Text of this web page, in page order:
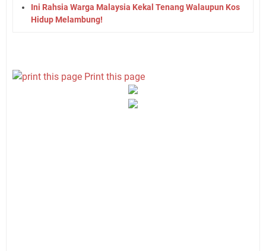
Ini Rahsia Warga Malaysia Kekal Tenang Walaupun Kos
Hidup Melambung!
Print this page